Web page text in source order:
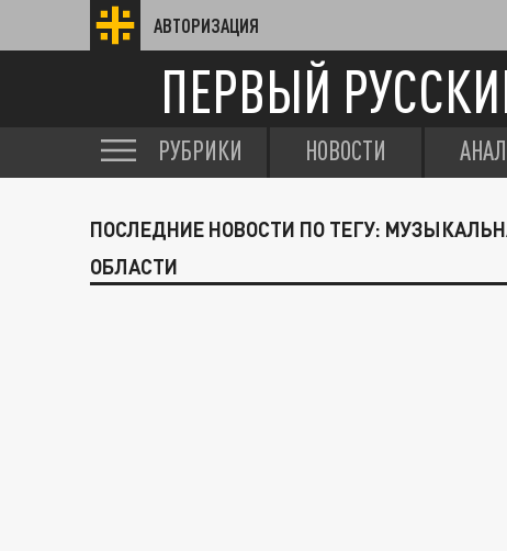
АВТОРИЗАЦИЯ
ПЕРВЫЙ
РУБРИКИ НОВОСТИ
ПОСЛЕДНИЕ НОВОСТИ ПО ТЕГУ:
ОБЛАСТИ